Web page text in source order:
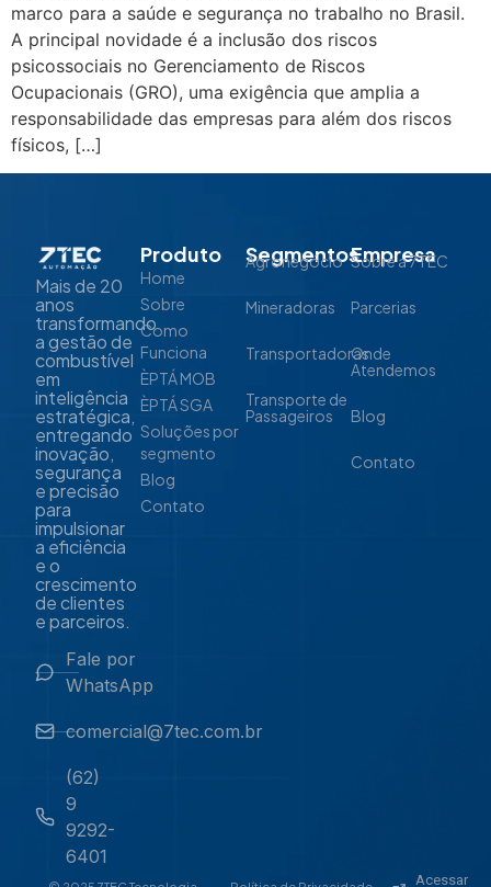
marco para a saúde e segurança no trabalho no Brasil.
A principal novidade é a inclusão dos riscos
psicossociais no Gerenciamento de Riscos
Ocupacionais (GRO), uma exigência que amplia a
responsabilidade das empresas para além dos riscos
físicos, […]
Mais de 20
anos
transformando
a gestão de
combustível
em
inteligência
estratégica,
entregando
inovação,
segurança
e precisão
para
impulsionar
a eficiência
e o
crescimento
de clientes
e parceiros.
Fale por
WhatsApp
comercial@7tec.com.br
(62)
9
9292-
6401
Produto
Home
Sobre
Como
Funciona
ÈPTÁ MOB
ÈPTÁ SGA
Soluções por
segmento
Blog
Contato
Segmentos
Agronegócio
Mineradoras
Transportadoras
Transporte de
Passageiros
Empresa
Sobre a 7TEC
Parcerias
Onde
Atendemos
Blog
Contato
Acessar